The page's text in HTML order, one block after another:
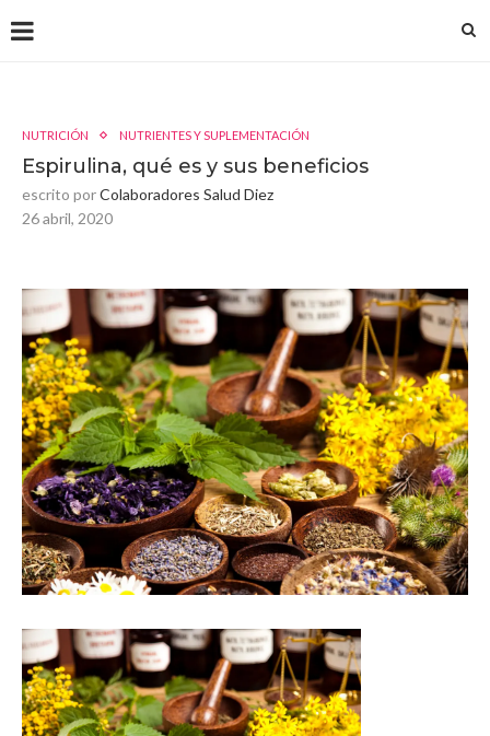
NUTRICIÓN NUTRIENTES Y SUPLEMENTACIÓN
Espirulina, qué es y sus beneficios
escrito porColaboradores Salud Diez
26 abril, 2020